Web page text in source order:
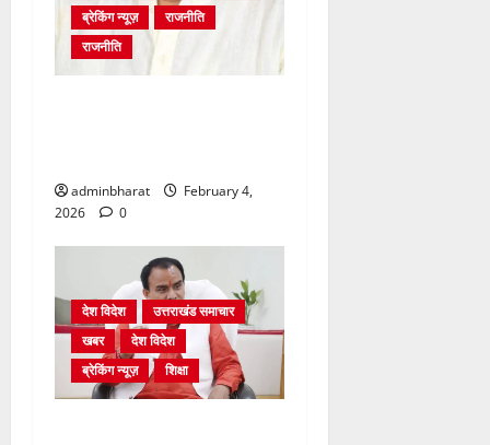
ब्रेकिंग न्यूज़
राजनीति
राजनीति
adminbharat
February 4,
2026
0
देश विदेश
उत्तराखंड समाचार
खबर
देश विदेश
ब्रेकिंग न्यूज़
शिक्षा